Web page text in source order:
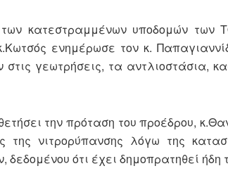
κατεστραμμένων υποδομών των
ενημέρωσε τον κ.
γεωτρήσεις, τα αντλιοστάσια,
την πρόταση του προέδρου,
νιτρορύπανσης λόγω της
ότι έχει δημοπρατηθεί ήδη